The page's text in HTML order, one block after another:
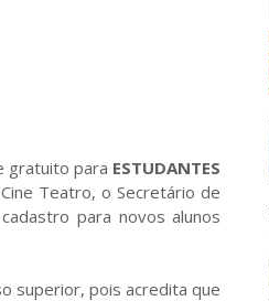
gratuito para ESTUDANTES
Teatro, o Secretário de
para novos alunos
superior, pois acredita que